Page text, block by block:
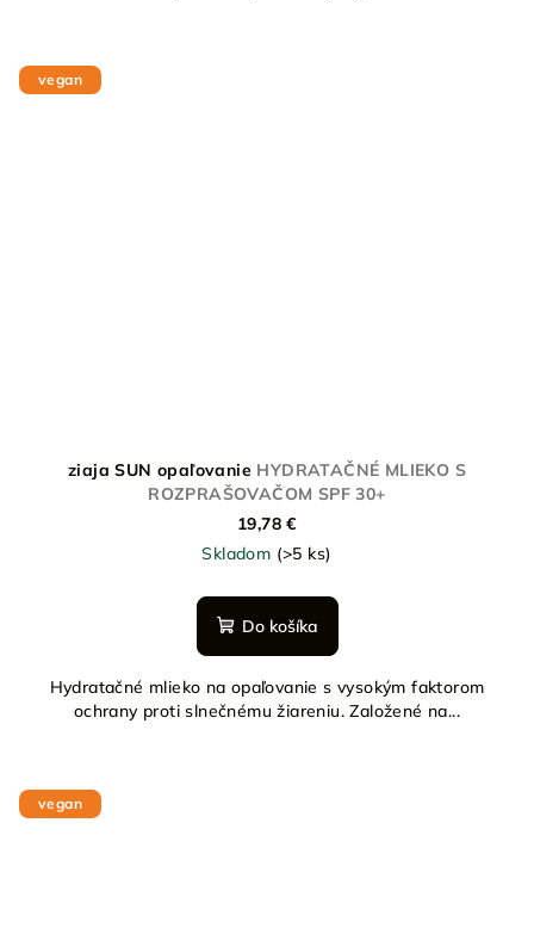
vegan
ziaja SUN opaľovanie HYDRATAČNÉ MLIEKO S
ROZPRAŠOVAČOM SPF 30+
19,78 €
Skladom (>5 ks)
Do košíka
Hydratačné mlieko na opaľovanie s vysokým faktorom
ochrany proti slnečnému žiareniu. Založené na...
vegan